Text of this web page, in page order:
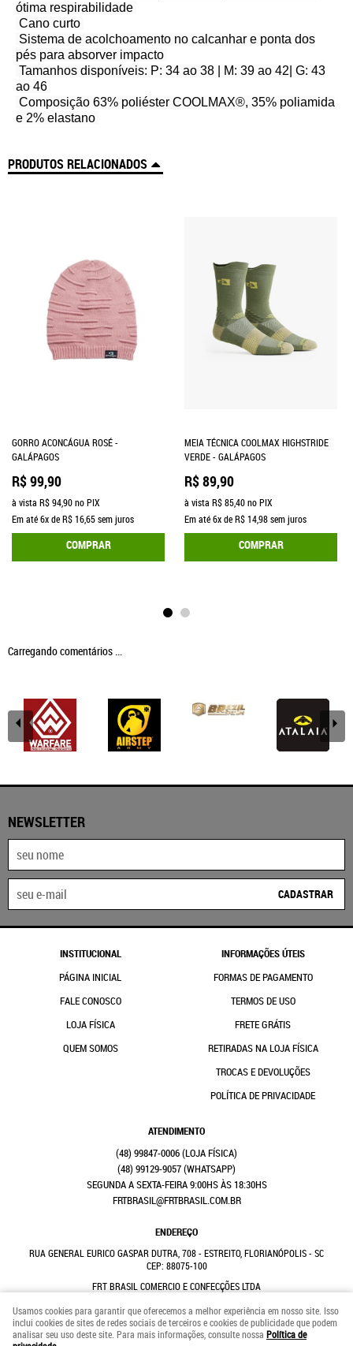
ótima respirabilidade
Cano curto
Sistema de acolchoamento no calcanhar e ponta dos
pés para absorver impacto
Tamanhos disponíveis: P: 34 ao 38 | M: 39 ao 42| G: 43
ao 46
Composição 63% poliéster COOLMAX®, 35% poliamida
e 2% elastano
PRODUTOS RELACIONADOS
GORRO ACONCÁGUA ROSÉ -
GALÁPAGOS
R$ 99,90
à vista R$ 94,90no PIX
Em até6xdeR$ 16,65sem juros
COMPRAR
MEIA TÉCNICA COOLMAX HIGHSTRIDE
VERDE - GALÁPAGOS
R$ 89,90
à vista R$ 85,40no PIX
Em até6xdeR$ 14,98sem juros
COMPRAR
Carregando comentários ...
NEWSLETTER
CADASTRAR
INSTITUCIONAL
PÁGINA INICIAL
FALE CONOSCO
LOJA FÍSICA
QUEM SOMOS
INFORMAÇÕES ÚTEIS
FORMAS DE PAGAMENTO
TERMOS DE USO
FRETE GRÁTIS
RETIRADAS NA LOJA FÍSICA
TROCAS E DEVOLUÇÕES
POLÍTICA DE PRIVACIDADE
ATENDIMENTO
(48) 99847-0006
(48) 99129-9057(WHATSAPP)
SEGUNDA A SEXTA-FEIRA 9:00HS ÀS 18:30HS
FRTBRASIL@FRTBRASIL.COM.BR
ENDEREÇO
RUA GENERAL EURICO GASPAR DUTRA, 708- ESTREITO, FLORIANÓPOLIS- SC
CEP: 88075-100
FRT BRASIL COMERCIO E CONFECÇÕES LTDA
LOJA VIRTUAL CRIADA POR
Usamos cookies para garantir que oferecemos a melhor experiência em nosso site. Isso
inclui cookies de sites de redes sociais de terceiros e cookies de publicidade que podem
analisar seu uso deste site. Para mais informações, consulte nossa Política de